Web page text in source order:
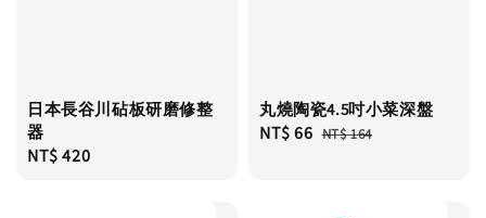
日本長谷川砧板研磨修整
器
Regular
NT$ 420
丸燒陶瓷4.5吋小菜深盤
Sale
NT$ 66 Regular
NT$ 164